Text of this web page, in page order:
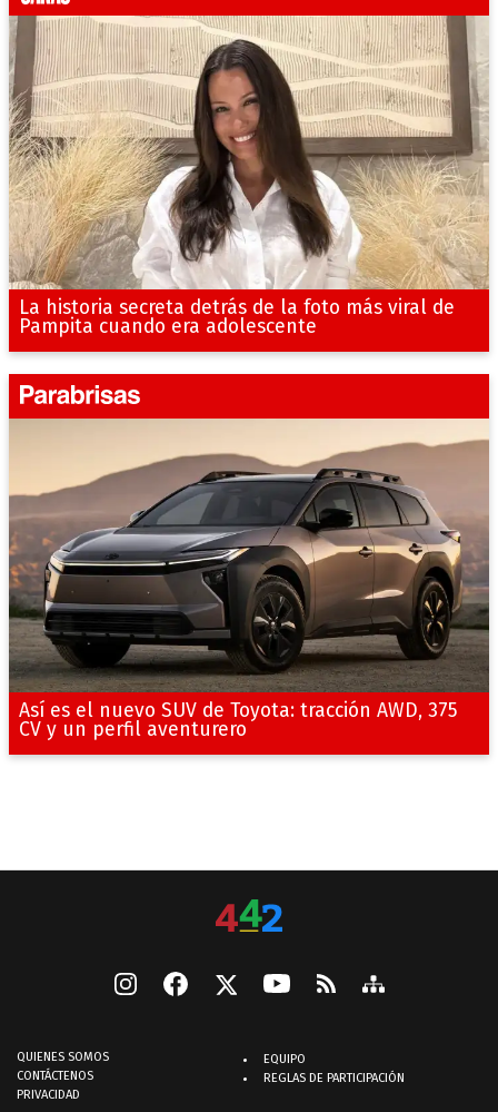
La historia secreta detrás de la foto más viral de
Pampita cuando era adolescente
Así es el nuevo SUV de Toyota: tracción AWD, 375
CV y un perfil aventurero
QUIENES SOMOS
CONTÁCTENOS
PRIVACIDAD
EQUIPO
REGLAS DE PARTICIPACIÓN